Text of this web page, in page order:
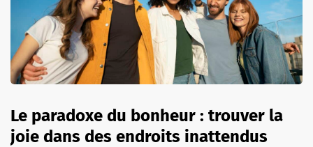
Le paradoxe du bonheur : trouver la
joie dans des endroits inattendus